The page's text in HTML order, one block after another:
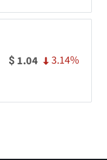
$ 1.04 3.14%